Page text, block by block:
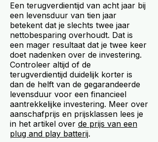
Een terugverdientijd van acht jaar bij
een levensduur van tien jaar
betekent dat je slechts twee jaar
nettobesparing overhoudt. Dat is
een mager resultaat dat je twee keer
doet nadenken over de investering.
Controleer altijd of de
terugverdientijd duidelijk korter is
dan de helft van de gegarandeerde
levensduur voor een financieel
aantrekkelijke investering. Meer over
aanschafprijs en prijsklassen lees je
in het artikel over de prijs van een
plug and play batterij.